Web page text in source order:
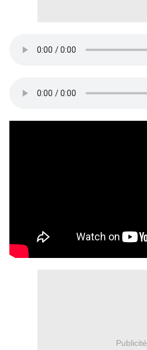
Publicité